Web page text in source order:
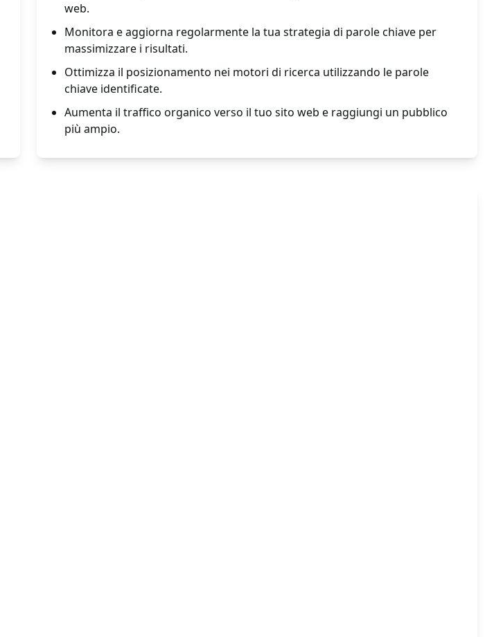
web.
Monitora e aggiorna regolarmente la tua strategia di parole chiave per
massimizzare i risultati.
Ottimizza il posizionamento nei motori di ricerca utilizzando le parole
chiave identificate.
Aumenta il traffico organico verso il tuo sito web e raggiungi un pubblico
più ampio.